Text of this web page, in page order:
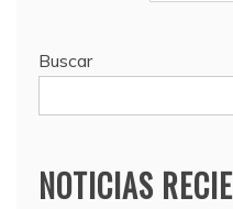
Buscar
NOTICIAS